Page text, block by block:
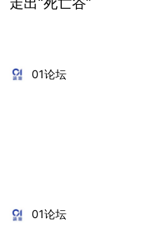
01论坛
01论坛